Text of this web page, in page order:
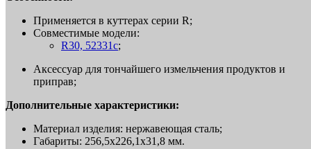
Применяется в куттерах серии R;
Совместимые модели:
R30, 52331c;
Аксессуар для тончайшего измельчения продуктов и
приправ;
Дополнительные характеристики:
Материал изделия: нержавеющая сталь;
Габариты: 256,5х226,1х31,8 мм.